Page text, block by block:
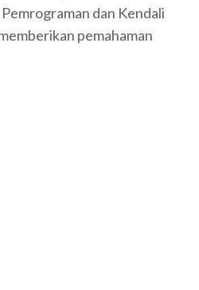
dan Kendali
pemahaman